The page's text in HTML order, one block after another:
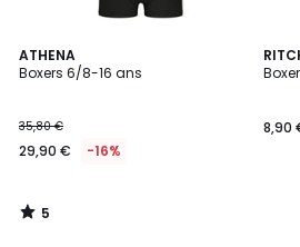
ATHENA
Boxers 6/8-16 ans
35,80 €
29,90 € -16%
5
/
5
/
8,90
3